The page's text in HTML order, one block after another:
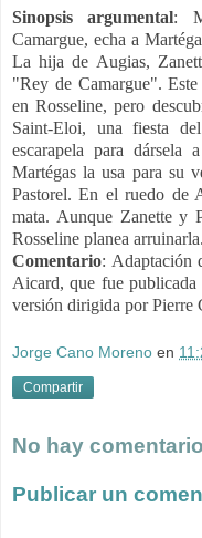
Sinopsis argumental:
Camargue, echa a
La hija de Augias,
"Rey de Camargue".
en Rosseline, pero
Saint-Eloi, una fiesta
escarapela para dársela
Martégas la usa para su
Pastorel. En el ruedo de
mata. Aunque Zanette y
Rosseline planea arruinarla.
Comentario: Adaptación
Aicard, que fue
versión dirigida por Pierre
Jorge Cano Moreno en
Compartir
No hay
Publicar un